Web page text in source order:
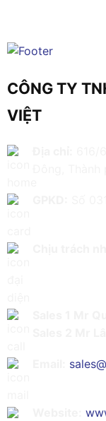
CÔNG TY
VIỆT